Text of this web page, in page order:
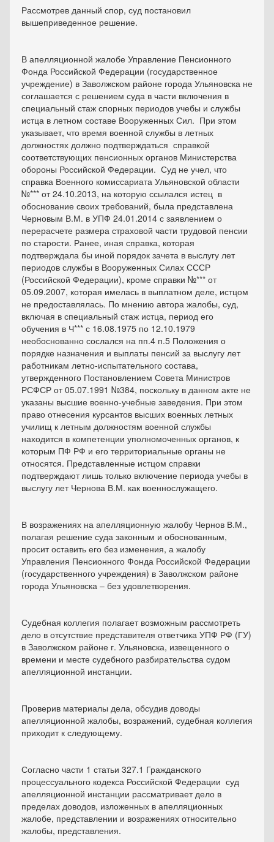
Рассмотрев данный спор, суд постановил
вышеприведенное решение.
В апелляционной жалобе Управление Пенсионного
Фонда Российской Федерации (государственное
учреждение) в Заволжском районе города Ульяновска не
соглашается с решением суда в части включения в
специальный стаж спорных периодов учебы и службы
истца в летном составе Вооруженных Сил. При этом
указывает, что время военной службы в летных
должностях должно подтверждаться справкой
соответствующих пенсионных органов Министерства
обороны Российской Федерации. Суд не учел, что
справка Военного комиссариата Ульяновской области
№*** от 24.10.2013, на которую ссылался истец в
обоснование своих требований, была представлена
Черновым В.М. в УПФ 24.01.2014 с заявлением о
перерасчете размера страховой части трудовой пенсии
по старости. Ранее, иная справка, которая
подтверждала бы иной порядок зачета в выслугу лет
периодов службы в Вооруженных Силах СССР
(Российской Федерации), кроме справки №*** от
05.09.2007, которая имелась в выплатном деле, истцом
не предоставлялась. По мнению автора жалобы, суд,
включая в специальный стаж истца, период его
обучения в Ч*** с 16.08.1975 по 12.10.1979
необоснованно сослался на пп.4 п.5 Положения о
порядке назначения и выплаты пенсий за выслугу лет
работникам летно-испытательного состава,
утвержденного Постановлением Совета Министров
РСФСР от 05.07.1991 №384, поскольку в данном акте не
указаны высшие военно-учебные заведения. При этом
право отнесения курсантов высших военных летных
училищ к летным должностям военной службы
находится в компетенции уполномоченных органов, к
которым ПФ РФ и его территориальные органы не
относятся. Представленные истцом справки
подтверждают лишь только включение периода учебы в
выслугу лет Чернова В.М. как военнослужащего.
В возражениях на апелляционную жалобу Чернов В.М.,
полагая решение суда законным и обоснованным,
просит оставить его без изменения, а жалобу
Управления Пенсионного Фонда Российской Федерации
(государственного учреждения) в Заволжском районе
города Ульяновска – без удовлетворения.
Судебная коллегия полагает возможным рассмотреть
дело в отсутствие представителя ответчика УПФ РФ (ГУ)
в Заволжском районе г. Ульяновска, извещенного о
времени и месте судебного разбирательства судом
апелляционной инстанции.
Проверив материалы дела, обсудив доводы
апелляционной жалобы, возражений, судебная коллегия
приходит к следующему.
Согласно части 1 статьи 327.1 Гражданского
процессуального кодекса Российской Федерации суд
апелляционной инстанции рассматривает дело в
пределах доводов, изложенных в апелляционных
жалобе, представлении и возражениях относительно
жалобы, представления.